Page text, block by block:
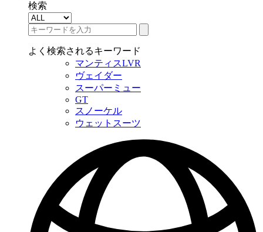
検索
よく検索されるキーワード
マンティスLVR
ヴェイダー
スーパーミュー
GT
スノーケル
ウェットスーツ